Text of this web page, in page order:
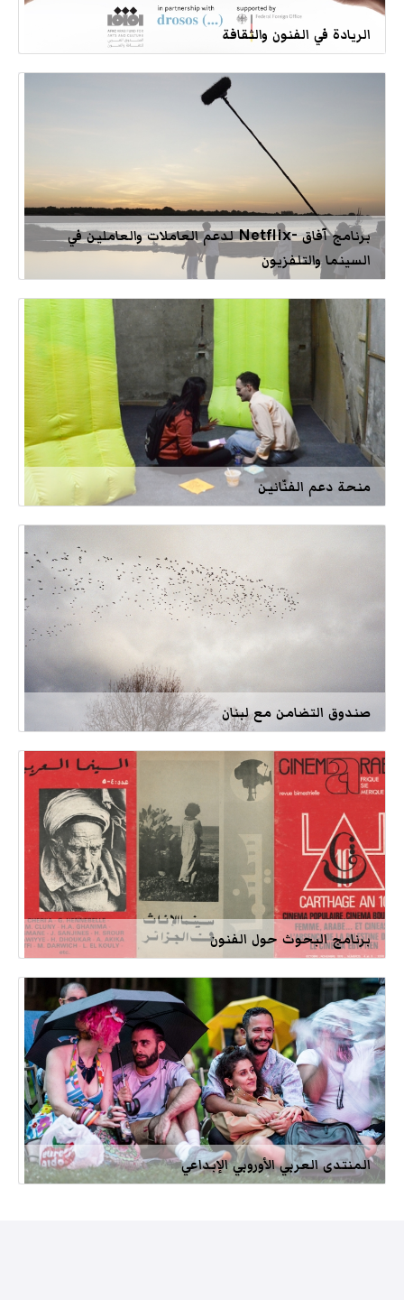
الريادة في الفنون والثقافة
برنامج آفاق -Netflix لدعم العاملات والعاملين في
السينما والتلفزيون
منحة دعم الفنّانين
صندوق التضامن مع لبنان
برنامج البحوث حول الفنون
المنتدى العربي الأوروبي الإبداعي